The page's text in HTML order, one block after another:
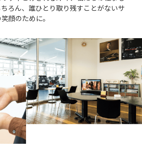
ろん、誰ひとり取り残すことがないサ
顔のために。